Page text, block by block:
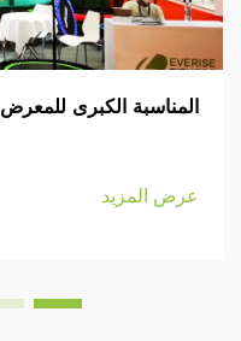
المناسبة الكبرى للمعرض
عرض المزيد